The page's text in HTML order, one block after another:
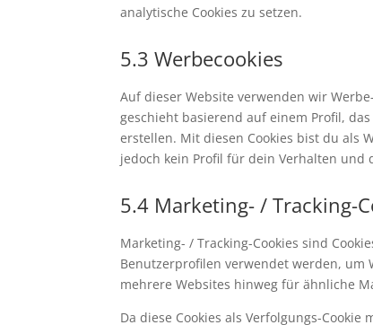
analytische Cookies zu setzen.
5.3 Werbecookies
Auf dieser Website verwenden wir
geschieht basierend auf einem Profil,
erstellen. Mit diesen Cookies bist du als
jedoch kein Profil für dein Verhalten und
5.4 Marketing- / Tracking-
Marketing- / Tracking-Cookies sind
Benutzerprofilen verwendet werden, um
mehrere Websites hinweg für ähnliche
Da diese Cookies als Verfolgungs-